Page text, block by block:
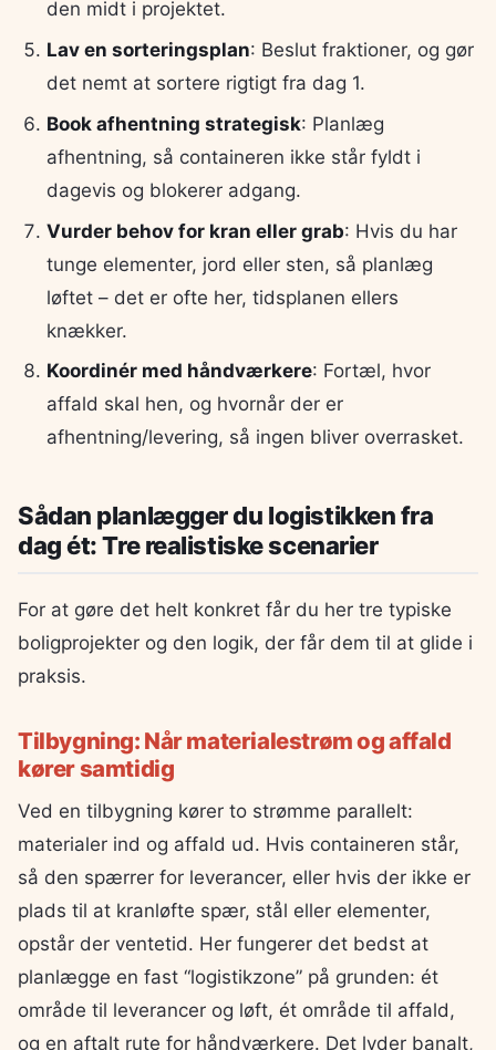
den midt i projektet.
Lav en sorteringsplan: Beslut fraktioner, og gør
det nemt at sortere rigtigt fra dag 1.
Book afhentning strategisk: Planlæg
afhentning, så containeren ikke står fyldt i
dagevis og blokerer adgang.
Vurder behov for kran eller grab: Hvis du har
tunge elementer, jord eller sten, så planlæg
løftet – det er ofte her, tidsplanen ellers
knækker.
Koordinér med håndværkere: Fortæl, hvor
affald skal hen, og hvornår der er
afhentning/levering, så ingen bliver overrasket.
Sådan planlægger du logistikken fra
dag ét: Tre realistiske scenarier
For at gøre det helt konkret får du her tre typiske
boligprojekter og den logik, der får dem til at glide i
praksis.
Tilbygning: Når materialestrøm og affald
kører samtidig
Ved en tilbygning kører to strømme parallelt:
materialer ind og affald ud. Hvis containeren står,
så den spærrer for leverancer, eller hvis der ikke er
plads til at kranløfte spær, stål eller elementer,
opstår der ventetid. Her fungerer det bedst at
planlægge en fast “logistikzone” på grunden: ét
område til leverancer og løft, ét område til affald,
og en aftalt rute for håndværkere. Det lyder banalt,